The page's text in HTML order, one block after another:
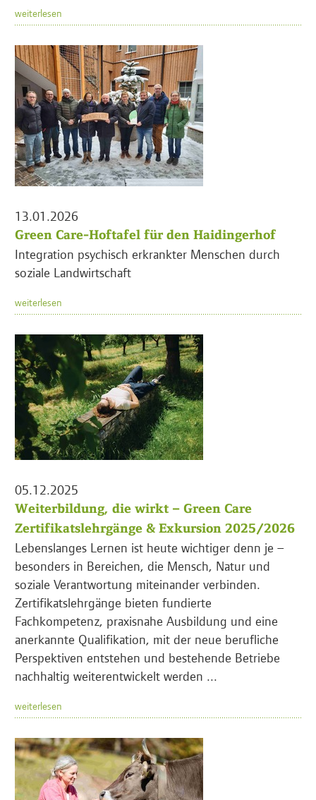
weiterlesen
13.01.2026
Green Care-Hoftafel für den Haidingerhof
Integration psychisch erkrankter Menschen durch
soziale Landwirtschaft
weiterlesen
05.12.2025
Weiterbildung, die wirkt – Green Care
Zertifikatslehrgänge & Exkursion 2025/2026
Lebenslanges Lernen ist heute wichtiger denn je –
besonders in Bereichen, die Mensch, Natur und
soziale Verantwortung miteinander verbinden.
Zertifikatslehrgänge bieten fundierte
Fachkompetenz, praxisnahe Ausbildung und eine
anerkannte Qualifikation, mit der neue berufliche
Perspektiven entstehen und bestehende Betriebe
nachhaltig weiterentwickelt werden ...
weiterlesen